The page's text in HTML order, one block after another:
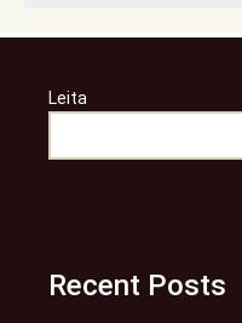
Leita
Recent Posts